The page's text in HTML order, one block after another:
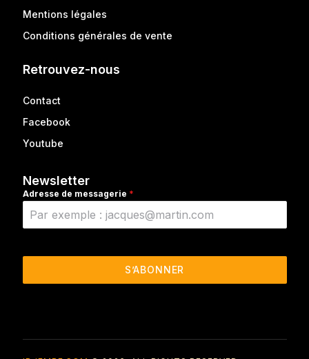
Mentions légales
Conditions générales de vente
Retrouvez-nous
Contact
Facebook
Youtube
Newsletter
Adresse de messagerie *
S’ABONNER